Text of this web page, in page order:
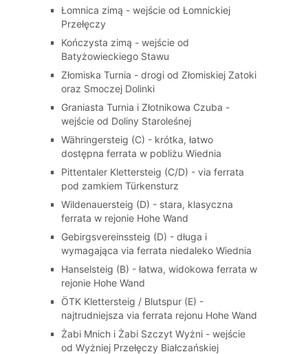
Łomnica zimą - wejście od Łomnickiej
Przełęczy
Kończysta zimą - wejście od
Batyżowieckiego Stawu
Złomiska Turnia - drogi od Złomiskiej Zatoki
oraz Smoczej Dolinki
Graniasta Turnia i Złotnikowa Czuba -
wejście od Doliny Staroleśnej
Währingersteig (C) - krótka, łatwo
dostępna ferrata w pobliżu Wiednia
Pittentaler Klettersteig (C/D) - via ferrata
pod zamkiem Türkensturz
Wildenauersteig (D) - stara, klasyczna
ferrata w rejonie Hohe Wand
Gebirgsvereinssteig (D) - długa i
wymagająca via ferrata niedaleko Wiednia
Hanselsteig (B) - łatwa, widokowa ferrata w
rejonie Hohe Wand
ÖTK Klettersteig / Blutspur (E) -
najtrudniejsza via ferrata rejonu Hohe Wand
Żabi Mnich i Żabi Szczyt Wyżni - wejście
od Wyżniej Przełęczy Białczańskiej